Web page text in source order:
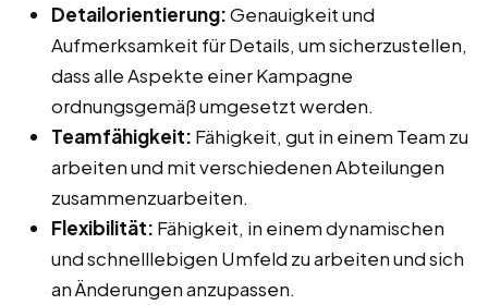
Detailorientierung:Genauigkeit und
Aufmerksamkeit für Details, um sicherzustellen,
dass alle Aspekte einer Kampagne
ordnungsgemäß umgesetzt werden.
Teamfähigkeit: Fähigkeit, gut in einem Team zu
arbeiten und mit verschiedenen Abteilungen
zusammenzuarbeiten.
Flexibilität: Fähigkeit, in einem dynamischen
und schnelllebigen Umfeld zu arbeiten und sich
an Änderungen anzupassen.